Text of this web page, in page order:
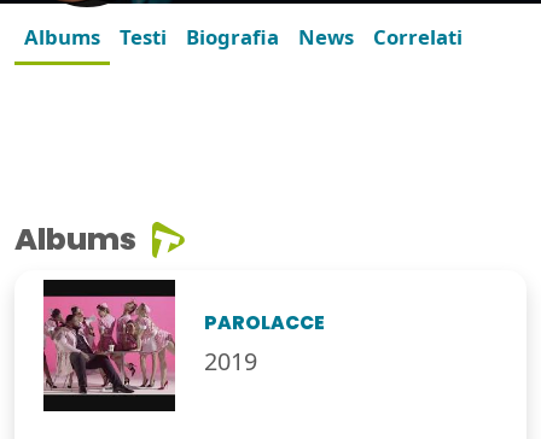
Albums Testi Biografia News Correlati
Albums
PAROLACCE
2019